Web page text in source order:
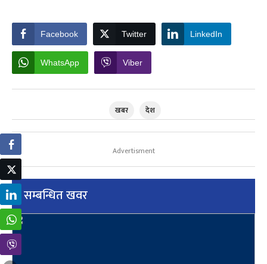
Facebook Twitter LinkedIn
WhatsApp Viber
खबर देश
Advertisment
सम्बन्धित खवर